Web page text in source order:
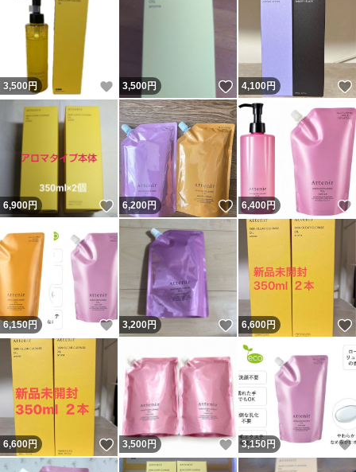
3,500円 いいね！
3,500円 いいね！
4,100円
6,900円 いいね！
6,200円 いいね！
6,400円
6,150円 いいね！
3,200円 いいね！
6,600円
6,600円 いいね！
3,500円 いいね！
3,150 円